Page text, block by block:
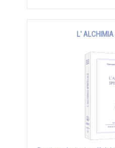
L' ALCHIMIA